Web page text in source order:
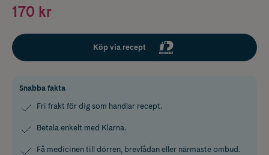
170 kr
Köp via recept
Snabba fakta
Fri frakt för dig som handlar recept.
Betala enkelt med Klarna.
Få medicinen till dörren, brevlådan eller närmaste ombud.